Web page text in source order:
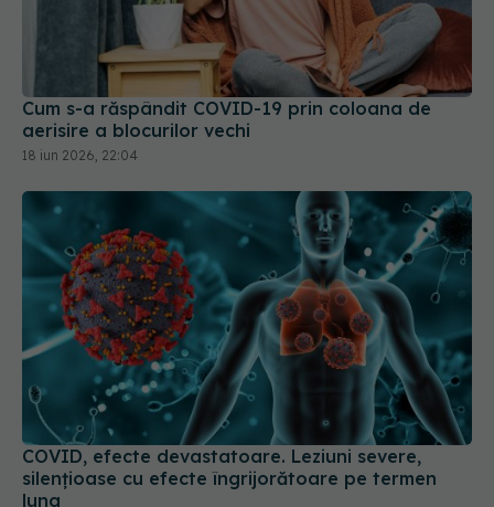
Cum s-a răspândit COVID-19 prin coloana de
aerisire a blocurilor vechi
18 iun 2026, 22:04
COVID, efecte devastatoare. Leziuni severe,
silențioase cu efecte îngrijorătoare pe termen
lung
01 feb 2024, 16:46